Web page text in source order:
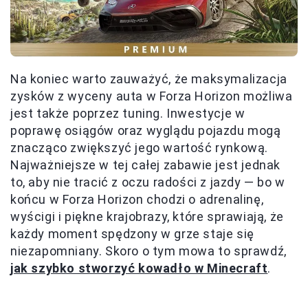
Na koniec warto zauważyć, że maksymalizacja
zysków z wyceny auta w Forza Horizon możliwa
jest także poprzez tuning. Inwestycje w
poprawę osiągów oraz wyglądu pojazdu mogą
znacząco zwiększyć jego wartość rynkową.
Najważniejsze w tej całej zabawie jest jednak
to, aby nie tracić z oczu radości z jazdy — bo w
końcu w Forza Horizon chodzi o adrenalinę,
wyścigi i piękne krajobrazy, które sprawiają, że
każdy moment spędzony w grze staje się
niezapomniany. Skoro o tym mowa to sprawdź,
jak szybko stworzyć kowadło w Minecraft.